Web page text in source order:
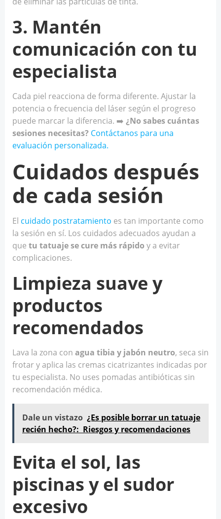
3. Mantén
comunicación con tu
especialista
Cada piel reacciona de forma diferente. Ajustar la
potencia o frecuencia del láser según el progreso
puede marcar la diferencia. ➡️ ¿No sabes cuántas
sesiones necesitas? Contáctanos para una
evaluación personalizada.
Cuidados después
de cada sesión
El cuidado postratamiento es tan importante como
la sesión en sí. Los cuidados adecuados ayudan a
que tu tatuaje se cure más rápido y a evitar
complicaciones.
Limpieza suave y
productos
recomendados
Lava la zona con agua tibia y jabón neutro, seca sin
frotar y aplica las cremas cicatrizantes indicadas por
tu especialista. No uses pomadas antibióticas sin
recomendación médica.
Dale un vistazo ¿Es posible borrar un tatuaje
recién hecho?: Riesgos y recomendaciones
Evita el sol, las
piscinas y el sudor
excesivo